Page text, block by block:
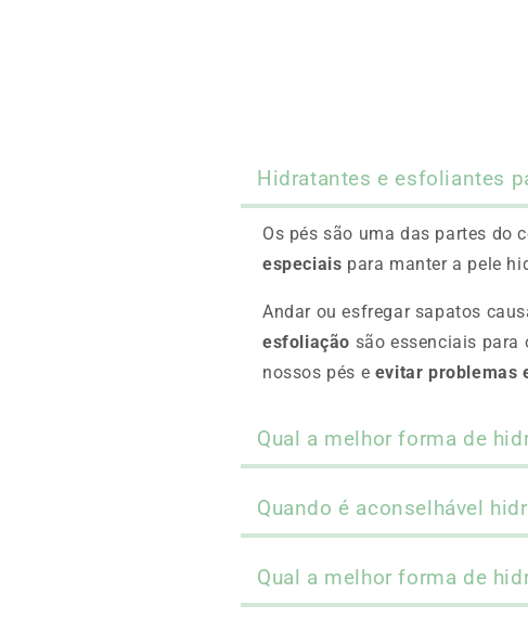
Hidratantes e esfoliantes
Os pés são uma das partes do
especiais para manter a pele
Andar ou esfregar sapatos
esfoliação são essenciais para
nossos pés e evitar problemas
Qual a melhor forma de
Quando é aconselhável
Qual a melhor forma de